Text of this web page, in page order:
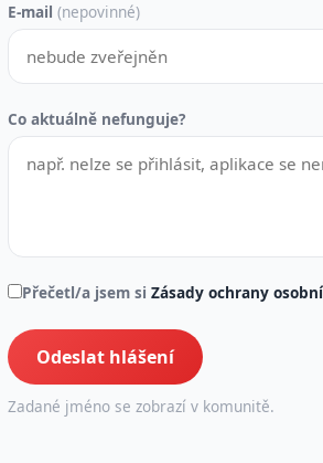
E-mail (nepovinné)
Co aktuálně nefunguje?
Přečetl/a jsem si Zásady ochrany
Odeslat hlášení
Zadané jméno se zobrazí v komunitě.